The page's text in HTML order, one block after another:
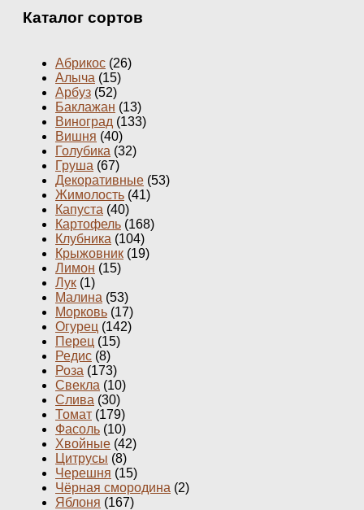
Каталог сортов
Абрикос (26)
Алыча (15)
Арбуз (52)
Баклажан (13)
Виноград (133)
Вишня (40)
Голубика (32)
Груша (67)
Декоративные (53)
Жимолость (41)
Капуста (40)
Картофель (168)
Клубника (104)
Крыжовник (19)
Лимон (15)
Лук (1)
Малина (53)
Морковь (17)
Огурец (142)
Перец (15)
Редис (8)
Роза (173)
Свекла (10)
Слива (30)
Томат (179)
Фасоль (10)
Хвойные (42)
Цитрусы (8)
Черешня (15)
Чёрная смородина (2)
Яблоня (167)